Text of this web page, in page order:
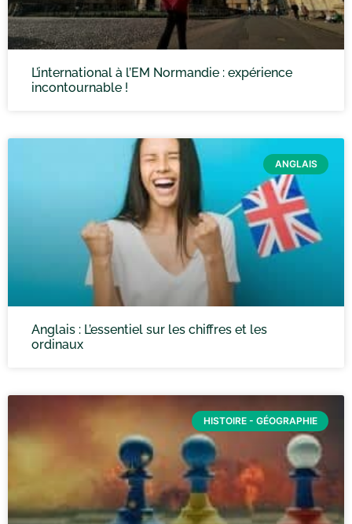
L’international à l’EM Normandie : expérience
incontournable !
ANGLAIS
Anglais : L’essentiel sur les chiffres et les
ordinaux
HISTOIRE - GÉOGRAPHIE